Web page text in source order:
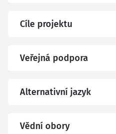
Cíle projektu
Veřejná podpora
Alternativní jazyk
Vědní obory